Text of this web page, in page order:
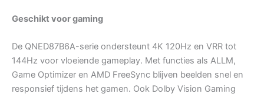
Geschikt voor gaming
De QNED87B6A-serie ondersteunt 4K 120Hz en VRR tot
144Hz voor vloeiende gameplay. Met functies als ALLM,
Game Optimizer en AMD FreeSync blijven beelden snel en
responsief tijdens het gamen. Ook Dolby Vision Gaming